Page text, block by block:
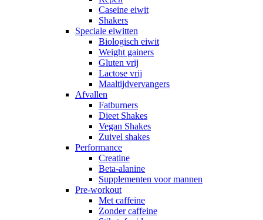
Caseine eiwit
Shakers
Speciale eiwitten
Biologisch eiwit
Weight gainers
Gluten vrij
Lactose vrij
Maaltijdvervangers
Afvallen
Fatburners
Dieet Shakes
Vegan Shakes
Zuivel shakes
Performance
Creatine
Beta-alanine
Supplementen voor mannen
Pre-workout
Met caffeine
Zonder caffeine